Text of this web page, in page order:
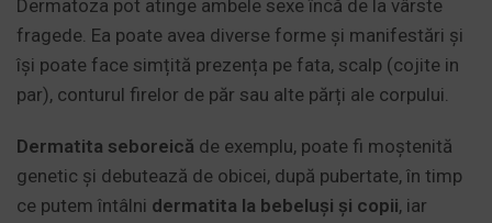
Dermatoza pot atinge ambele sexe încă de la vârste
fragede. Ea poate avea diverse forme și manifestări și
își poate face simțită prezența pe fata, scalp (cojite in
par), conturul firelor de păr sau alte părți ale corpului.
Dermatita seboreică de exemplu, poate fi moștenită
genetic și debutează de obicei, după pubertate, în timp
ce putem întâlni dermatita la bebeluși și copii, iar